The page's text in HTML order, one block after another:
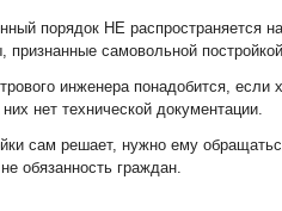
порядок НЕ распространяется
признанные самовольной
инженера понадобится, если
нет технической документации.
сам решает, нужно ему
обязанность граждан.